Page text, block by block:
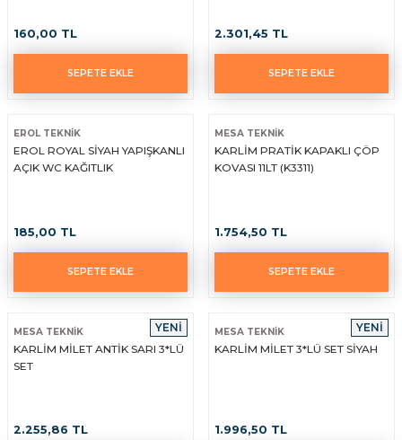
160,00 TL
SEPETE EKLE
2.301,45 TL
SEPETE EKLE
EROL TEKNİK
EROL ROYAL SİYAH YAPIŞKANLI
AÇIK WC KAĞITLIK
185,00 TL
SEPETE EKLE
MESA TEKNİK
KARLİM PRATİK KAPAKLI ÇÖP
KOVASI 11LT (K3311)
1.754,50 TL
SEPETE EKLE
YENİ
MESA TEKNİK
KARLİM MİLET ANTİK SARI 3*LÜ
SET
2.255,86 TL
YENİ
MESA TEKNİK
KARLİM MİLET 3*LÜ SET SİYAH
1.996,50 TL